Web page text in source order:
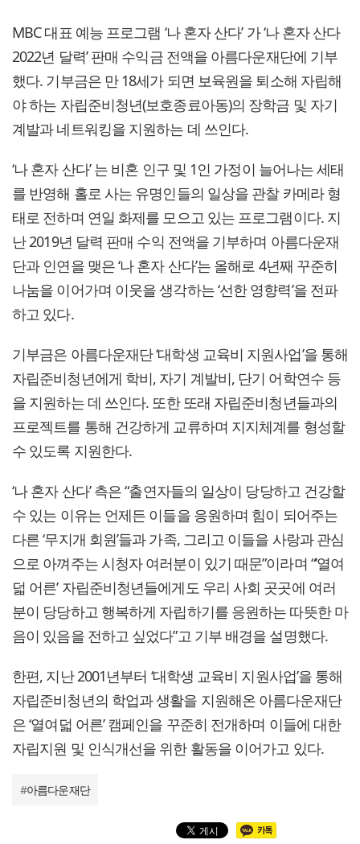
MBC 대표 예능 프로그램 ‘나 혼자 산다’ 가 ‘나 혼자 산다
2022년 달력’ 판매 수익금 전액을 아름다운재단에 기부
했다. 기부금은 만 18세가 되면 보육원을 퇴소해 자립해
야 하는 자립준비청년(보호종료아동)의 장학금 및 자기
계발과 네트워킹을 지원하는 데 쓰인다.
‘나 혼자 산다’ 는 비혼 인구 및 1인 가정이 늘어나는 세태
를 반영해 홀로 사는 유명인들의 일상을 관찰 카메라 형
태로 전하며 연일 화제를 모으고 있는 프로그램이다. 지
난 2019년 달력 판매 수익 전액을 기부하며 아름다운재
단과 인연을 맺은 ‘나 혼자 산다’는 올해로 4년째 꾸준히
나눔을 이어가며 이웃을 생각하는 ‘선한 영향력’을 전파
하고 있다.
기부금은 아름다운재단 ‘대학생 교육비 지원사업’을 통해
자립준비청년에게 학비, 자기 계발비, 단기 어학연수 등
을 지원하는 데 쓰인다. 또한 또래 자립준비청년들과의
프로젝트를 통해 건강하게 교류하며 지지체계를 형성할
수 있도록 지원한다.
‘나 혼자 산다’ 측은 “출연자들의 일상이 당당하고 건강할
수 있는 이유는 언제든 이들을 응원하며 힘이 되어주는
다른 ‘무지개 회원’들과 가족, 그리고 이들을 사랑과 관심
으로 아껴주는 시청자 여러분이 있기 때문”이라며 “’열여
덟 어른’ 자립준비청년들에게도 우리 사회 곳곳에 여러
분이 당당하고 행복하게 자립하기를 응원하는 따뜻한 마
음이 있음을 전하고 싶었다”고 기부 배경을 설명했다.
한편, 지난 2001년부터 ‘대학생 교육비 지원사업’을 통해
자립준비청년의 학업과 생활을 지원해온 아름다운재단
은 ‘열여덟 어른’ 캠페인을 꾸준히 전개하며 이들에 대한
자립지원 및 인식개선을 위한 활동을 이어가고 있다.
#아름다운재단